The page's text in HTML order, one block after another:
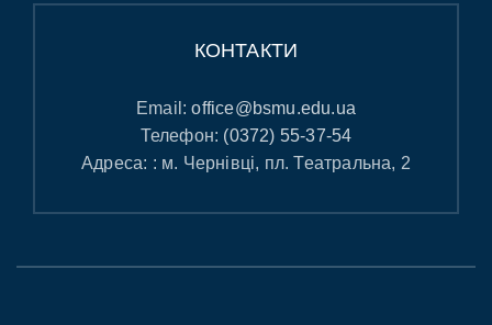
КОНТАКТИ
Email:office@bsmu.edu.ua
Телефон: (0372) 55-37-54
Адреса: : м. Чернівці, пл. Театральна, 2